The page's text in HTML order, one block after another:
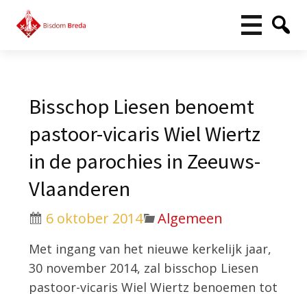
Bisschop Liesen benoemt
pastoor-vicaris Wiel Wiertz
in de parochies in Zeeuws-
Vlaanderen
6 oktober 2014 Algemeen
Met ingang van het nieuwe kerkelijk jaar,
30 november 2014, zal bisschop Liesen
pastoor-vicaris Wiel Wiertz benoemen tot